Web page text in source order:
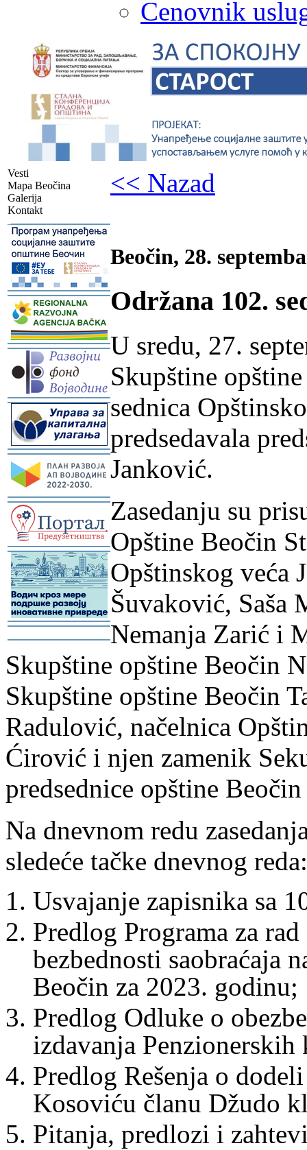
Cenovnik
Vesti
Mapa Beočina
Galerija
Kontakt
-
-
-
-
-
-
-
-
<< Nazad
Beočin, 28.
Održana 102.
U sredu, 27.
Skupštine
sednica
predsedavala
Janković.
Zasedanju su
Opštine Beočin
Opštinskog veća
Šuvaković,
Nemanja Zarić i
Skupštine opštine Beočin
Skupštine opštine Beočin
Radulović, načelnica
Ćirović i njen zamenik
predsednice opštine
Na dnevnom redu
sledeće tačke dnevnog reda:
Usvajanje zapisnika sa
Predlog Programa za
bezbednosti saobraćaja
Beočin za 2023. godinu;
Predlog Odluke o
izdavanja Penzionerskih
Predlog Rešenja o
Kosoviću članu Džudo
Pitanja, predlozi i